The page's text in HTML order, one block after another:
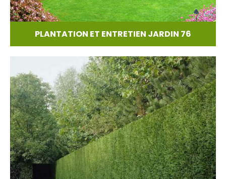
PLANTATION ET ENTRETIEN JARDIN 76